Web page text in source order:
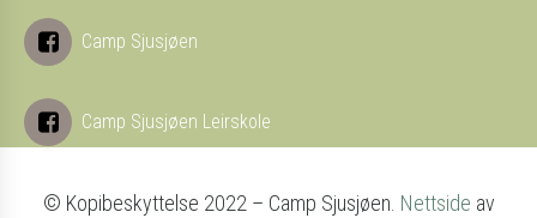
Camp Sjusjøen
Camp Sjusjøen Leirskole
© Kopibeskyttelse 2022 – Camp Sjusjøen. Nettside av